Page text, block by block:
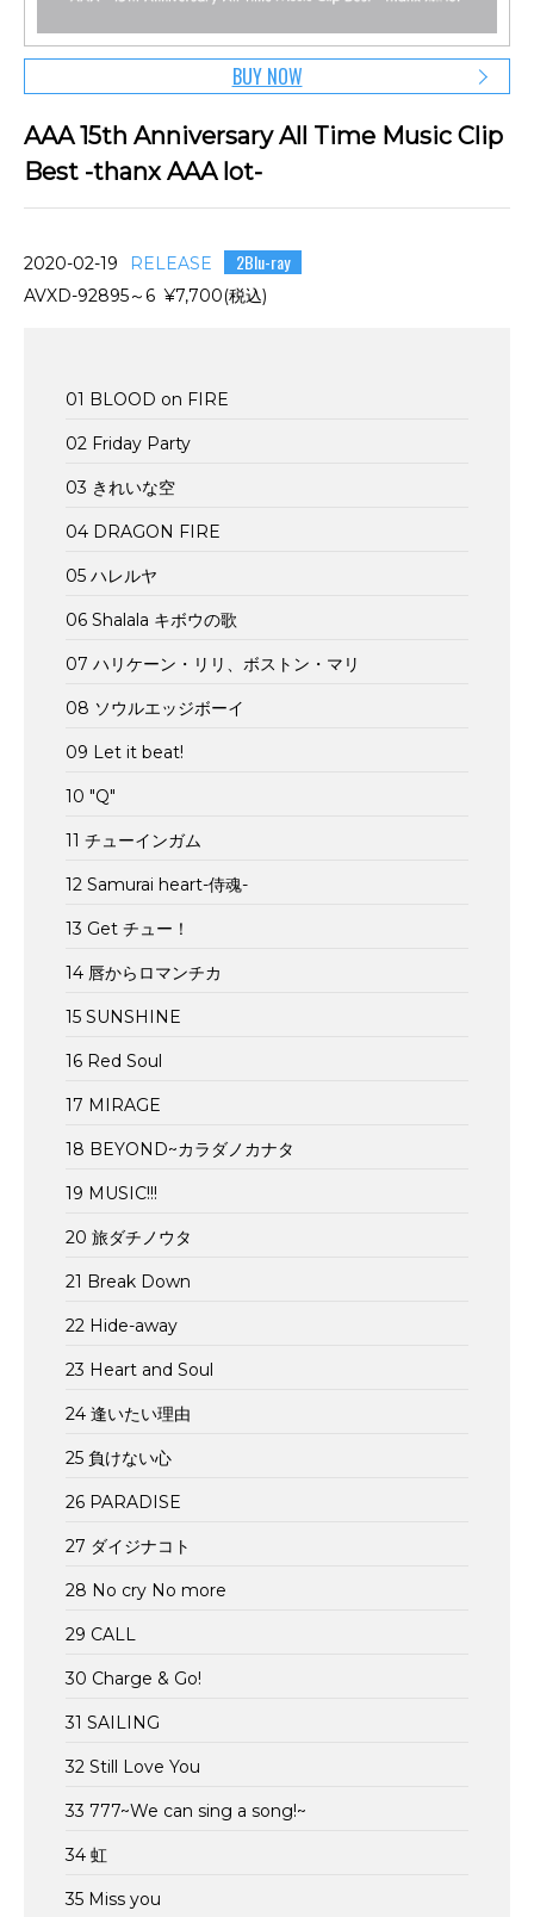
BUY NOW
AAA 15th Anniversary All Time Music Clip
Best -thanx AAA lot-
2020-02-19 RELEASE 2Blu-ray
AVXD-92895～6 ¥7,700(税込)
01 BLOOD on FIRE
02 Friday Party
03 きれいな空
04 DRAGON FIRE
05 ハレルヤ
06 Shalala キボウの歌
07 ハリケーン・リリ、ボストン・マリ
08 ソウルエッジボーイ
09 Let it beat!
10 "Q"
11 チューインガム
12 Samurai heart-侍魂-
13 Get チュー！
14 唇からロマンチカ
15 SUNSHINE
16 Red Soul
17 MIRAGE
18 BEYOND~カラダノカナタ
19 MUSIC!!!
20 旅ダチノウタ
21 Break Down
22 Hide-away
23 Heart and Soul
24 逢いたい理由
25 負けない心
26 PARADISE
27 ダイジナコト
28 No cry No more
29 CALL
30 Charge & Go!
31 SAILING
32 Still Love You
33 777~We can sing a song!~
34 虹
35 Miss you